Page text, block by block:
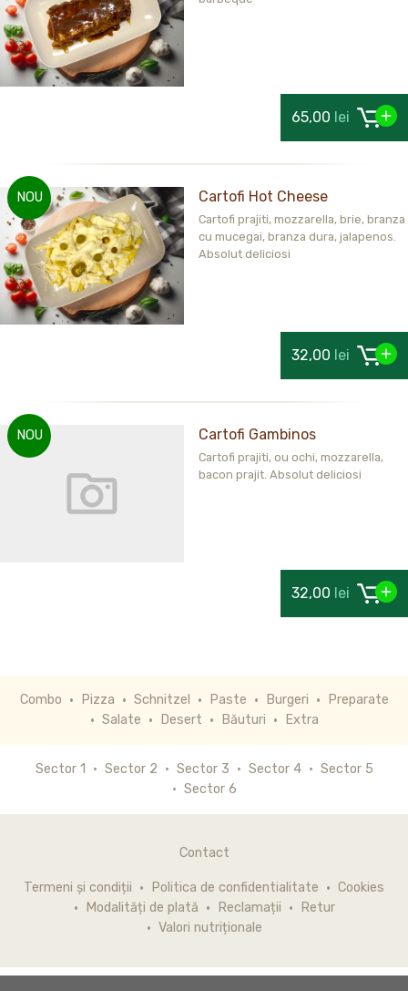
65,00 lei
NOU Cartofi Hot Cheese
Cartofi prajiti, mozzarella, brie, branza
cu mucegai, branza dura, jalapenos.
Absolut deliciosi
32,00 lei
NOU Cartofi Gambinos
Cartofi prajiti, ou ochi, mozzarella,
bacon prajit. Absolut deliciosi
32,00 lei
Combo Pizza Schnitzel Paste Burgeri
Preparate
Salate
Desert Băuturi Extra
Sector 1 Sector 2 Sector 3 Sector 4
Sector 5
Sector 6
Contact
Termeni și condiții Politica de confidentialitate
Cookies
Modalități de plată
Reclamații
Retur
Valori nutriționale